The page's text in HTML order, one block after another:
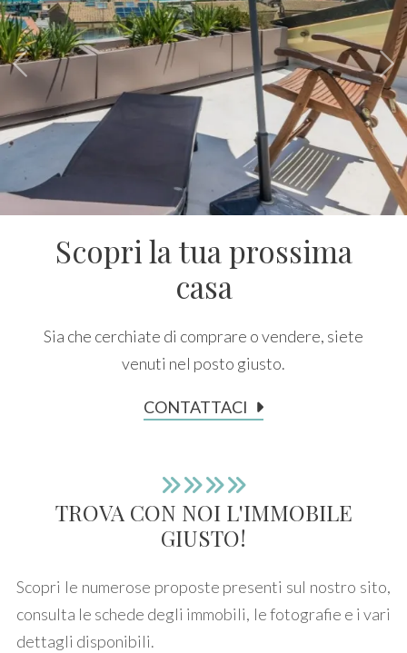
Scopri la tua prossima
casa
Sia che cerchiate di comprare o vendere, siete
venuti nel posto giusto.
CONTATTACI
« »
TROVA CON NOI L'IMMOBILE
GIUSTO!
Scopri le numerose proposte presenti sul nostro sito,
consulta le schede degli immobili, le fotografie e i vari
dettagli disponibili.
Comune
Tipologia
-
multiscelta
Residenziali
Totale